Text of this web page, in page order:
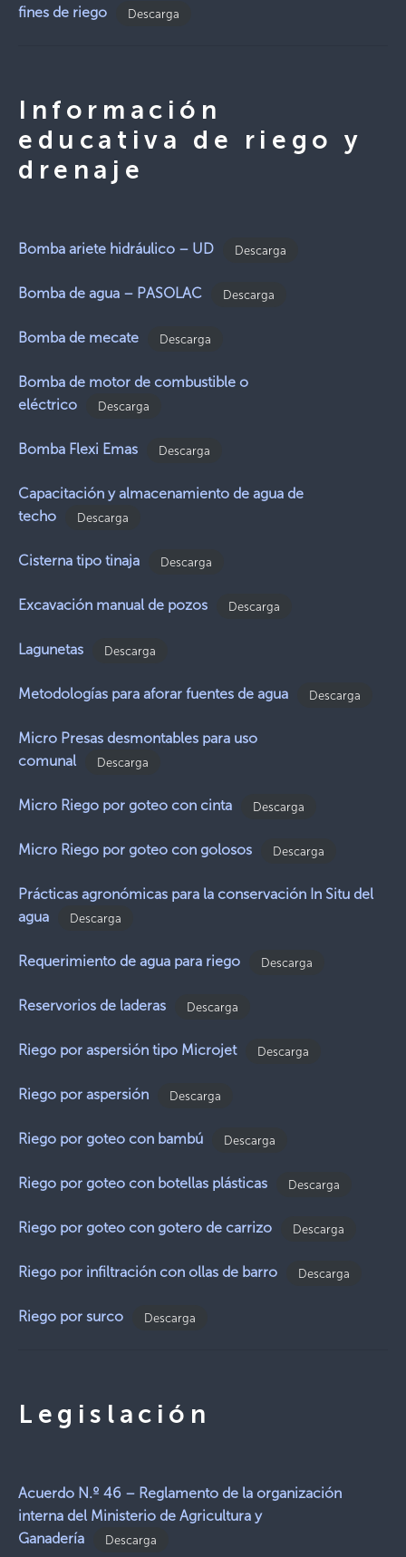
fines de riego
Descarga
Información
educativa de riego y
drenaje
Bomba ariete hidráulico – UD Descarga
Bomba de agua – PASOLAC Descarga
Bomba de mecate Descarga
Bomba de motor de combustible o
eléctrico
Descarga
Bomba Flexi Emas Descarga
Capacitación y almacenamiento de agua de
techo
Descarga
Cisterna tipo tinaja Descarga
Excavación manual de pozos Descarga
Lagunetas Descarga
Metodologías para aforar fuentes de agua Descarga
Micro Presas desmontables para uso
comunal
Descarga
Micro Riego por goteo con cinta Descarga
Micro Riego por goteo con golosos Descarga
Prácticas agronómicas para la conservación In Situ del
agua
Descarga
Requerimiento de agua para riego Descarga
Reservorios de laderas Descarga
Riego por aspersión tipo Microjet Descarga
Riego por aspersión Descarga
Riego por goteo con bambú Descarga
Riego por goteo con botellas plásticas Descarga
Riego por goteo con gotero de carrizo Descarga
Riego por infiltración con ollas de barro Descarga
Riego por surco Descarga
Legislación
Acuerdo N.º 46 – Reglamento de la organización
interna del Ministerio de Agricultura y
Ganadería
Descarga